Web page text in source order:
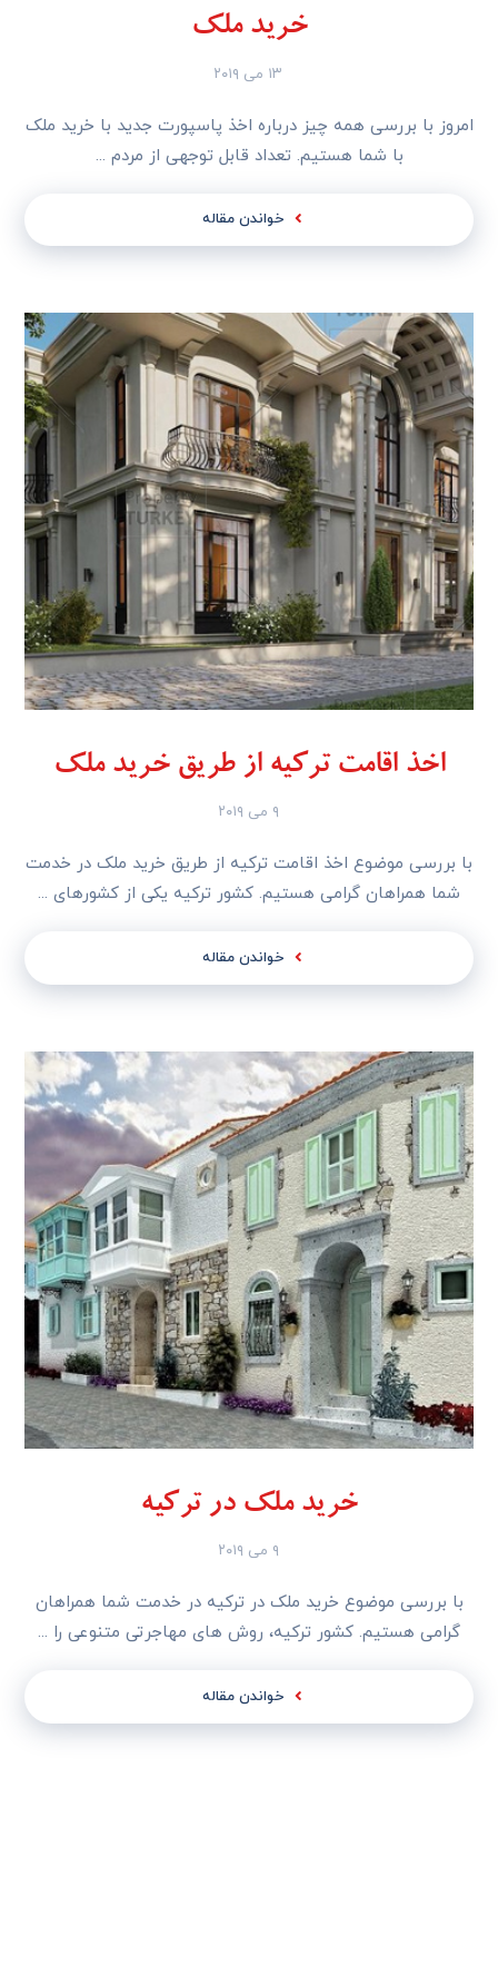
خرید ملک
۱۳ می ۲۰۱۹
امروز با بررسی همه چیز درباره اخذ پاسپورت جدید با خرید ملک
با شما هستیم. تعداد قابل توجهی از مردم ...
خواندن مقاله
اخذ اقامت ترکیه از طریق خرید ملک
۹ می ۲۰۱۹
با بررسی موضوع اخذ اقامت ترکیه از طریق خرید ملک در خدمت
شما همراهان گرامی هستیم. کشور ترکیه یکی از کشورهای ...
خواندن مقاله
خرید ملک در ترکیه
۹ می ۲۰۱۹
با بررسی موضوع خرید ملک در ترکیه در خدمت شما همراهان
گرامی هستیم. کشور ترکیه، روش ‌های مهاجرتی متنوعی را ...
خواندن مقاله